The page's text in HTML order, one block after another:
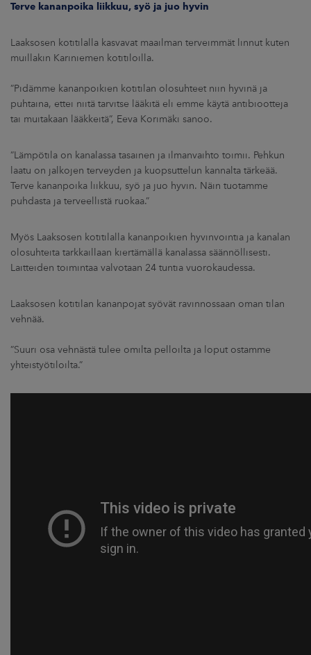
Terve kananpoika liikkuu, syö ja juo hyvin
Laaksosen kotitilalla kasvavat maailman terveimmät linnut kuten
muillakin Kariniemen kotitiloilla.
”Pidämme kananpoikien kotitilan olosuhteet niin hyvinä ja
puhtaina, ettei niitä tarvitse lääkitä eli emme käytä antibiootteja
tai muitakaan lääkkeitä”, Eeva Korimäki sanoo.
”Lämpötila on kanalassa tasainen ja ilmanvaihto toimii. Pehkun
laatu on jalkojen terveyden ja kuopsuttelun kannalta tärkeää.
Terve kananpoika liikkuu, syö ja juo hyvin. Näin tuotamme
puhdasta ja terveellistä ruokaa.”
Myös Laaksosen kotitilalla kananpoikien hyvinvointia ja kanalan
olosuhteita tarkkaillaan kiertämällä kanalassa säännöllisesti.
Laitteiden toimintaa valvotaan 24 tuntia vuorokaudessa.
Laaksosen kotitilan kananpojat syövät ravinnossaan oman tilan
vehnää.
”Suuri osa vehnästä tulee omilta pelloilta ja loput ostamme
yhteistyötiloilta.”